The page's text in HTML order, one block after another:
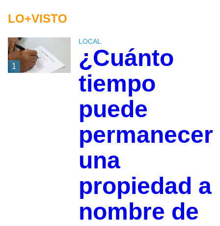
LO+VISTO
1
LOCAL
¿Cuánto
tiempo
puede
permanecer
una
propiedad a
nombre de